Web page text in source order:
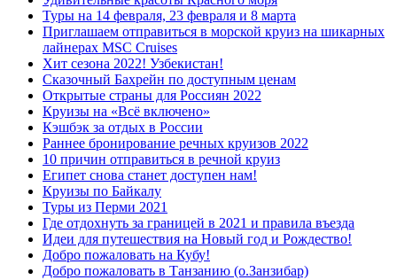
Туры на 14 февраля, 23 февраля и 8 марта
Приглашаем отправиться в морской круиз на шикарных
лайнерах MSC Cruises
Хит сезона 2022! Узбекистан!
Сказочный Бахрейн по доступным ценам
Открытые страны для Россиян 2022
Круизы на «Всё включено»
Кэшбэк за отдых в России
Раннее бронирование речных круизов 2022
10 причин отправиться в речной круиз
Египет снова станет доступен нам!
Круизы по Байкалу
Туры из Перми 2021
Где отдохнуть за границей в 2021 и правила въезда
Идеи для путешествия на Новый год и Рождество!
Добро пожаловать на Кубу!
Добро пожаловать в Танзанию (о.Занзибар)